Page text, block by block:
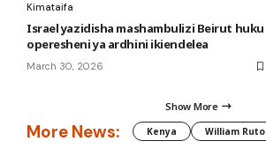
Kimataifa
Israel yazidisha mashambulizi Beirut huku
operesheni ya ardhini ikiendelea
March 30, 2026
Show More
More News: Kenya William Ruto